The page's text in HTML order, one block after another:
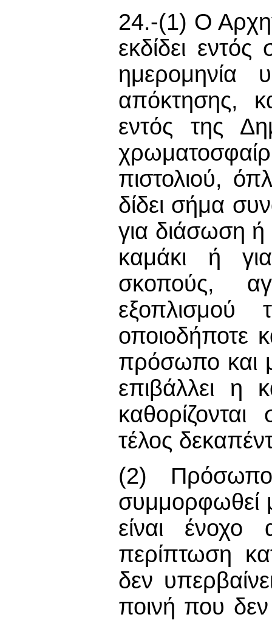
24.-(1) Ο
εκδίδει
ημερομηνία
απόκτησης,
εντός της
πιστολιού,
δίδει σήμα
για διάσωση ή
καμάκι ή
σκοπούς,
εξοπλισμού
οποιοδήποτε
πρόσωπο και
επιβάλλει η
τέλος
(2)
συμμορφωθεί
είναι ένοχο
περίπτωση
δεν
ποινή που δεν